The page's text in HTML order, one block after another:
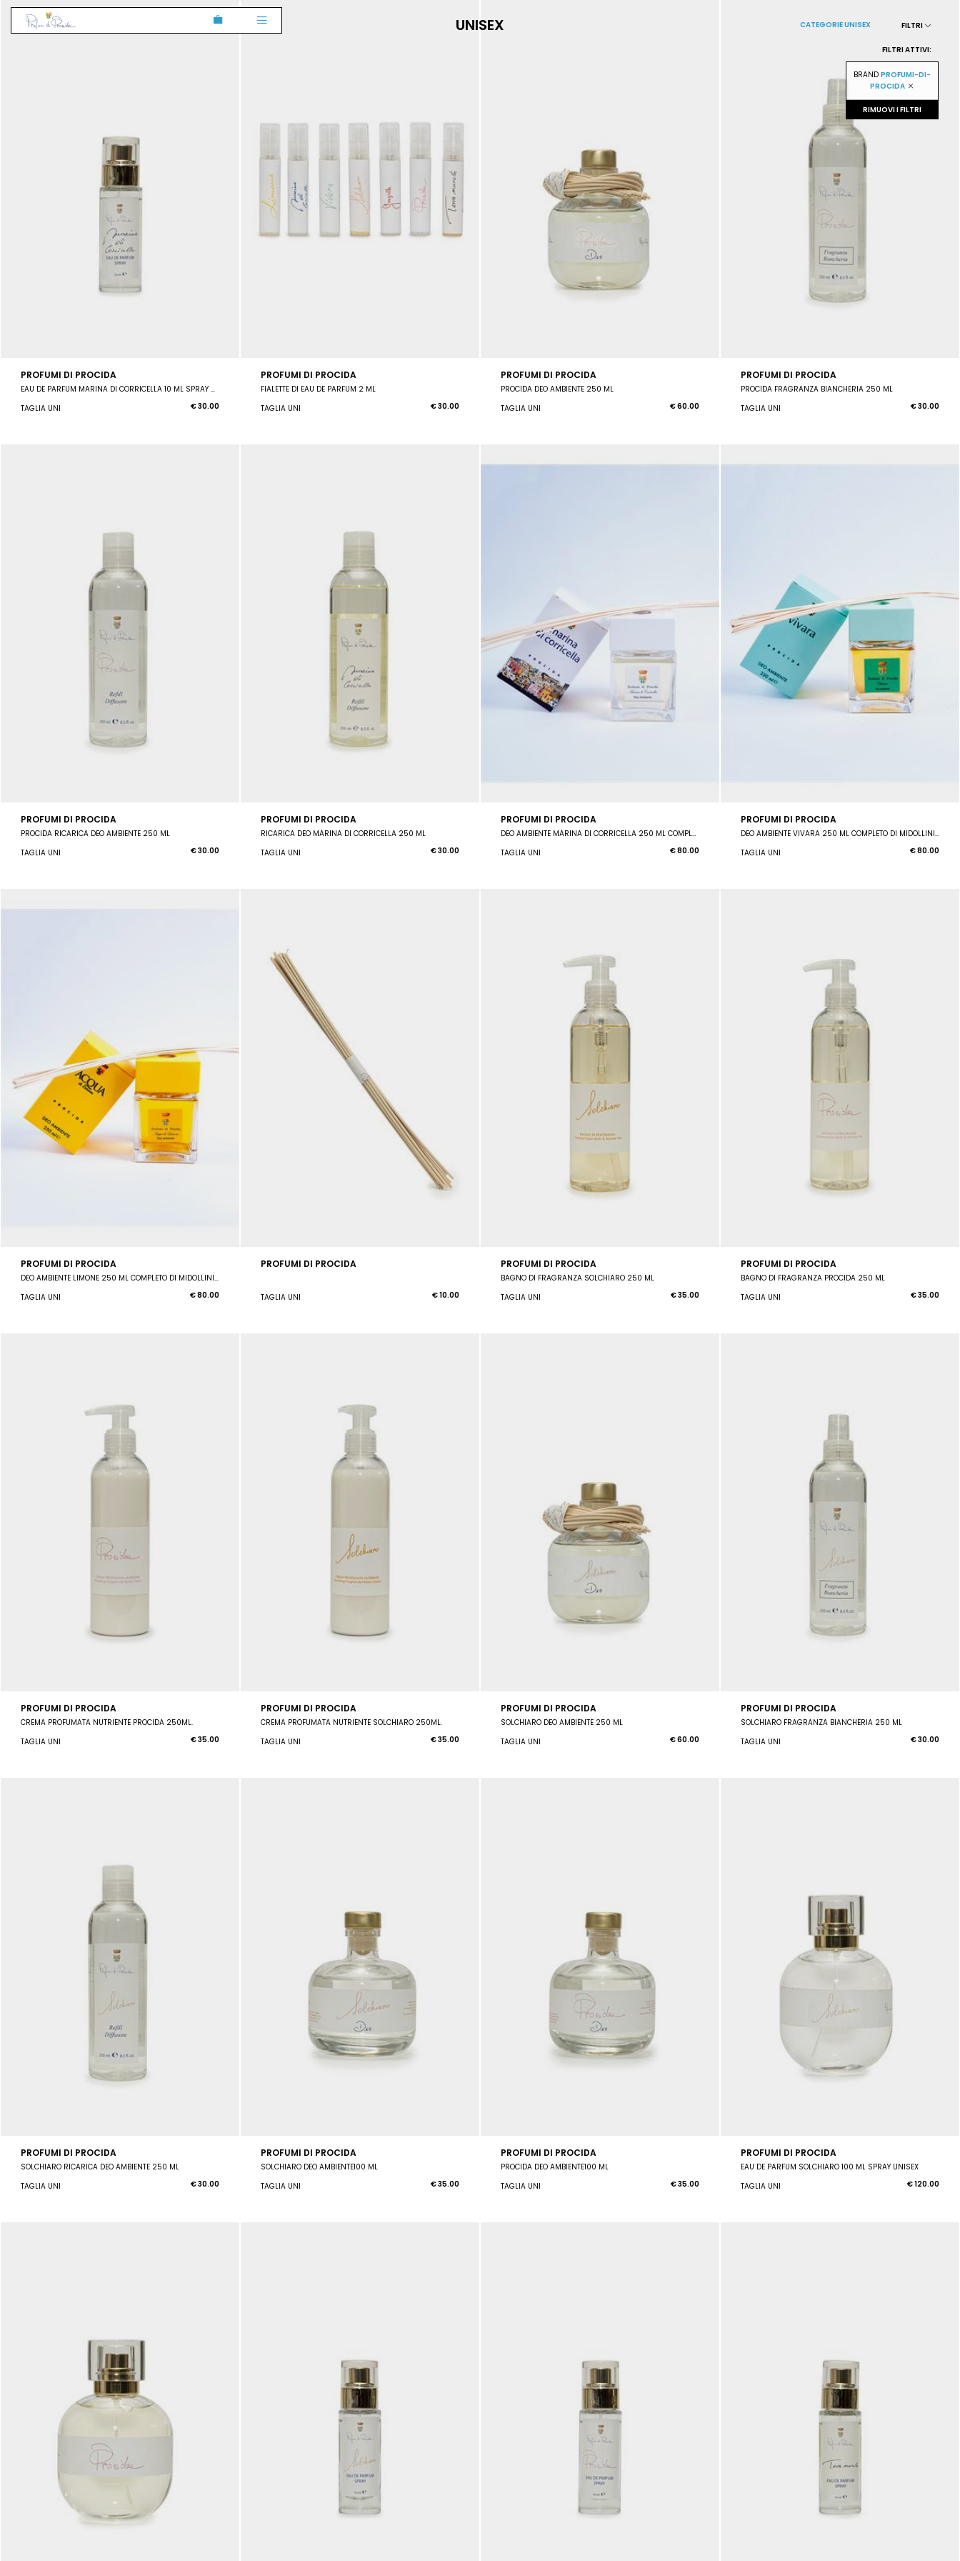
FILTRI
FILTRI ATTIVI:
BRAND PROFUMI-DI-
PROCIDA
RIMUOVI I FILTRI
UNISEX CATEGORIE UNISEX
PROFUMI DI PROCIDA
EAU DE PARFUM MARINA DI CORRICELLA 10 ML SPRAY UNISEX
TAGLIA UNI
€ 30.00
PROFUMI DI PROCIDA
FIALETTE DI EAU DE PARFUM 2 ML
TAGLIA UNI
€ 30.00
PROFUMI DI PROCIDA
PROCIDA DEO AMBIENTE 250 ML
TAGLIA UNI
€ 60.00
PROFUMI DI PROCIDA
PROCIDA FRAGRANZA BIANCHERIA 250 ML
TAGLIA UNI
€ 30.00
PROFUMI DI PROCIDA
PROCIDA RICARICA DEO AMBIENTE 250 ML
TAGLIA UNI
€ 30.00
PROFUMI DI PROCIDA
RICARICA DEO MARINA DI CORRICELLA 250 ML
TAGLIA UNI
€ 30.00
PROFUMI DI PROCIDA
DEO AMBIENTE MARINA DI CORRICELLA 250 ML COMPLETO DI MIDOLLINI. CON IL DIFFUSORE INTERAMENTE DIPINTO A
MANO DA UN
TAGLIA UNI
€ 80.00
PROFUMI DI PROCIDA
DEO AMBIENTE VIVARA 250 ML COMPLETO DI MIDOLLINI. CON IL DIFFUSORE INTERAMENTE DIPINTO A
TAGLIA UNI
€ 80.00
PROFUMI DI PROCIDA
DEO AMBIENTE LIMONE 250 ML COMPLETO DI MIDOLLINI. CON IL DIFFUSORE INTERAMENTE DIPINTO A
MANO DA UN MAESTRO ARTIGIANO NAPOLETANO
TAGLIA UNI
€ 80.00
PROFUMI DI PROCIDA
TAGLIA UNI € 10.00
PROFUMI DI PROCIDA
BAGNO DI FRAGRANZA SOLCHIARO 250 ML
TAGLIA UNI
€ 35.00
PROFUMI DI PROCIDA
BAGNO DI FRAGRANZA PROCIDA 250 ML
TAGLIA UNI
€ 35.00
PROFUMI DI PROCIDA
CREMA PROFUMATA NUTRIENTE PROCIDA 250ML.
TAGLIA UNI
€ 35.00
PROFUMI DI PROCIDA
CREMA PROFUMATA NUTRIENTE SOLCHIARO 250ML.
TAGLIA UNI
€ 35.00
PROFUMI DI PROCIDA
SOLCHIARO DEO AMBIENTE 250 ML
TAGLIA UNI
€ 60.00
PROFUMI DI PROCIDA
SOLCHIARO FRAGRANZA BIANCHERIA 250 ML
TAGLIA UNI
€ 30.00
PROFUMI DI PROCIDA
SOLCHIARO RICARICA DEO AMBIENTE 250 ML
TAGLIA UNI
€ 30.00
PROFUMI DI PROCIDA
SOLCHIARO DEO AMBIENTE100 ML
TAGLIA UNI
€ 35.00
PROFUMI DI PROCIDA
PROCIDA DEO AMBIENTE100 ML
TAGLIA UNI
€ 35.00
PROFUMI DI PROCIDA
EAU DE PARFUM SOLCHIARO 100 ML SPRAY UNISEX
TAGLIA UNI
€ 120.00